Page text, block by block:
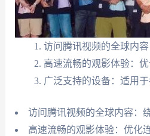
访问腾讯视频的全球内容
高速流畅的观影体验：优
广泛支持的设备：适用于
访问腾讯视频的全球内容：
高速流畅的观影体验：优化